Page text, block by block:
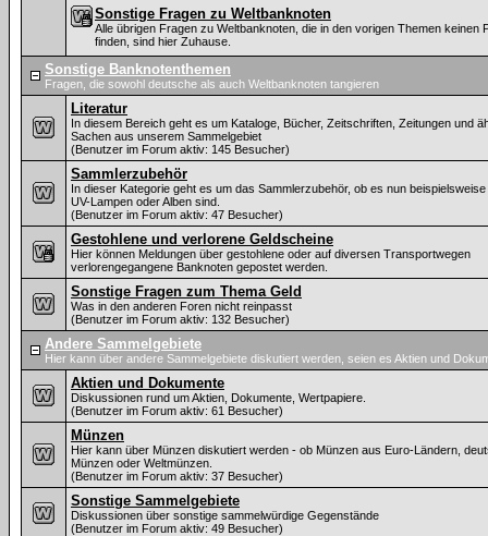
Sonstige Fragen zu Weltbanknoten
Alle übrigen Fragen zu Weltbanknoten, die in den vorigen Themen keinen
finden, sind hier Zuhause.
Sonstige Banknotenthemen
Fragen, die sowohl deutsche als auch Weltbanknoten tangieren
Literatur
In diesem Bereich geht es um Kataloge, Bücher, Zeitschriften, Zeitungen und
Sachen aus unserem Sammelgebiet
(Benutzer im Forum aktiv: 145 Besucher)
Sammlerzubehör
In dieser Kategorie geht es um das Sammlerzubehör, ob es nun
UV-Lampen oder Alben sind.
(Benutzer im Forum aktiv: 47 Besucher)
Gestohlene und verlorene Geldscheine
Hier können Meldungen über gestohlene oder auf diversen Transportwegen
verlorengegangene Banknoten gepostet werden.
Sonstige Fragen zum Thema Geld
Was in den anderen Foren nicht reinpasst
(Benutzer im Forum aktiv: 132 Besucher)
Andere Sammelgebiete
Hier kann über andere Sammelgebiete diskutiert werden, seien es Aktien und
Aktien und Dokumente
Diskussionen rund um Aktien, Dokumente, Wertpapiere.
(Benutzer im Forum aktiv: 61 Besucher)
Münzen
Hier kann über Münzen diskutiert werden - ob Münzen aus Euro-Ländern,
Münzen oder Weltmünzen.
(Benutzer im Forum aktiv: 37 Besucher)
Sonstige Sammelgebiete
Diskussionen über sonstige sammelwürdige Gegenstände
(Benutzer im Forum aktiv: 49 Besucher)